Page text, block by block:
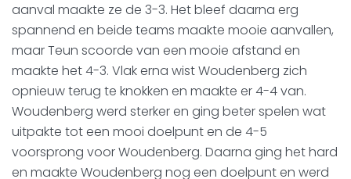
aanval maakte ze de 3-3. Het bleef daarna erg
spannend en beide teams maakte mooie aanvallen,
maar Teun scoorde van een mooie afstand en
maakte het 4-3. Vlak erna wist Woudenberg zich
opnieuw terug te knokken en maakte er 4-4 van.
Woudenberg werd sterker en ging beter spelen wat
uitpakte tot een mooi doelpunt en de 4-5
voorsprong voor Woudenberg. Daarna ging het hard
en maakte Woudenberg nog een doelpunt en werd